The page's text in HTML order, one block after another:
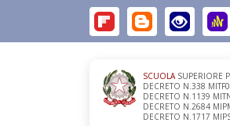
SCUOLASUPERIORE
DECRETO N.338
DECRETO N.1139
DECRETO N.2684
DECRETO N.1717